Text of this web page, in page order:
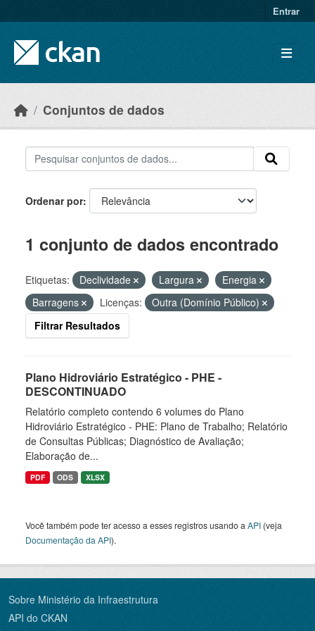
Entrar
Conjuntos de dados
Ordenar por
1 conjunto de dados encontrado
Etiquetas: Declividade Largura
Energia
Barragens
Licenças:
Outra (Domínio Público)
Filtrar Resultados
Plano Hidroviário Estratégico - PHE -
DESCONTINUADO
Relatório completo contendo 6 volumes do Plano
Hidroviário Estratégico - PHE: Plano de Trabalho; Relatório
de Consultas Públicas; Diagnóstico de Avaliação;
Elaboração de...
PDF ODS XLSX
Você também pode ter acesso a esses registros usando a API (veja
Documentação da API).
Sobre Ministério da Infraestrutura
API do CKAN